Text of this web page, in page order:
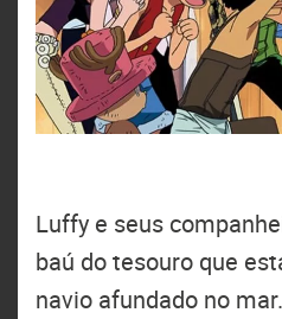
Luffy e seus
baú do tesouro que
navio afundado no